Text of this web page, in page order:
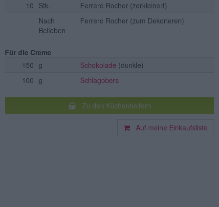
10 Stk. Ferrero Rocher (zerkleinert)
Nach
Belieben
Ferrero Rocher (zum Dekorieren)
Für die Creme
150 g Schokolade (dunkle)
100 g Schlagobers
Zu den Küchenhelfern
Auf meine Einkaufsliste